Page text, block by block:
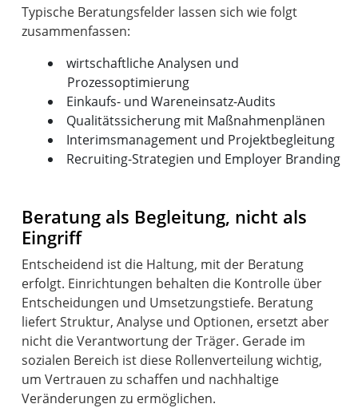
Typische Beratungsfelder lassen sich wie folgt
wirtschaftliche Analysen und
Prozessoptimierung
Einkaufs- und Wareneinsatz-Audits
Qualitätssicherung mit Maßnahmenplänen
Interimsmanagement und Projektbegleitung
Recruiting-Strategien und Employer Branding
Beratung als Begleitung, nicht als
Eingriff
Entscheidend ist die Haltung, mit der Beratung
erfolgt. Einrichtungen behalten die Kontrolle über
Entscheidungen und Umsetzungstiefe. Beratung
liefert Struktur, Analyse und Optionen, ersetzt aber
nicht die Verantwortung der Träger. Gerade im
sozialen Bereich ist diese Rollenverteilung wichtig,
um Vertrauen zu schaffen und nachhaltige
Veränderungen zu ermöglichen.